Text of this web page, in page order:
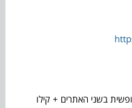
בשני האתרים + קילו